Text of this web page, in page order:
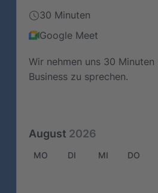
30 Minuten
Google Meet
Wir nehmen uns 30
Business zu sprechen.
August 2026
MO DI MI DO